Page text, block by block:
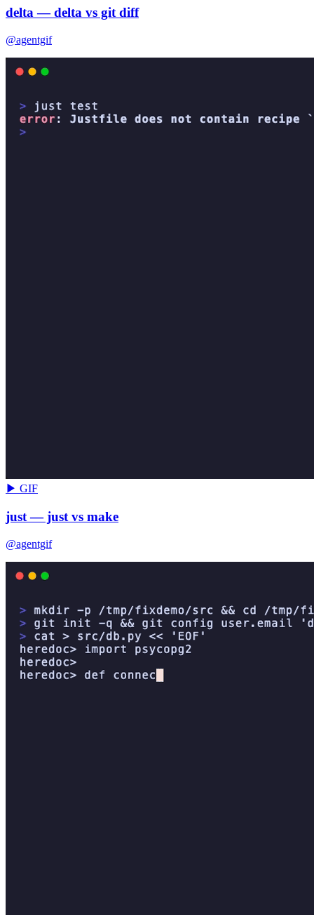
delta — delta vs git diff
@agentgif
▶ GIF
just — just vs make
@agentgif